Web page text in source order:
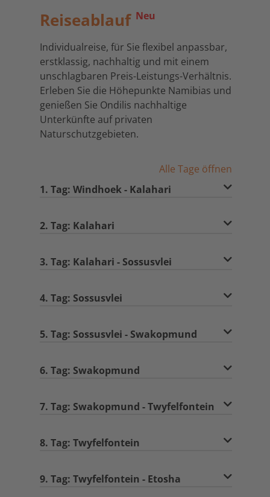
Reiseablauf Neu
Individualreise, für Sie flexibel anpassbar,
erstklassig, nachhaltig und mit einem
unschlagbaren Preis-Leistungs-Verhältnis.
Erleben Sie die Höhepunkte Namibias und
genießen Sie Ondilis nachhaltige
Unterkünfte auf privaten
Naturschutzgebieten.
Alle Tage öffnen
1. Tag: Windhoek - Kalahari
2. Tag: Kalahari
3. Tag: Kalahari - Sossusvlei
4. Tag: Sossusvlei
5. Tag: Sossusvlei - Swakopmund
6. Tag: Swakopmund
7. Tag: Swakopmund - Twyfelfontein
8. Tag: Twyfelfontein
9. Tag: Twyfelfontein - Etosha